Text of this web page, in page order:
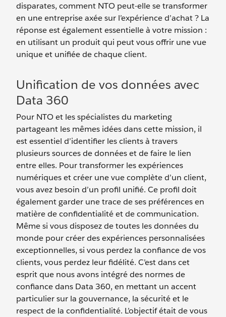
disparates, comment NTO peut-elle se transformer
en une entreprise axée sur l’expérience d’achat ? La
réponse est également essentielle à votre mission :
en utilisant un produit qui peut vous offrir une vue
unique et unifiée de chaque client.
Unification de vos données avec
Data 360
Pour NTO et les spécialistes du marketing
partageant les mêmes idées dans cette mission, il
est essentiel d’identifier les clients à travers
plusieurs sources de données et de faire le lien
entre elles. Pour transformer les expériences
numériques et créer une vue complète d’un client,
vous avez besoin d’un profil unifié. Ce profil doit
également garder une trace de ses préférences en
matière de confidentialité et de communication.
Même si vous disposez de toutes les données du
monde pour créer des expériences personnalisées
exceptionnelles, si vous perdez la confiance de vos
clients, vous perdez leur fidélité. C’est dans cet
esprit que nous avons intégré des normes de
confiance dans Data 360, en mettant un accent
particulier sur la gouvernance, la sécurité et le
respect de la confidentialité. L’objectif était de vous